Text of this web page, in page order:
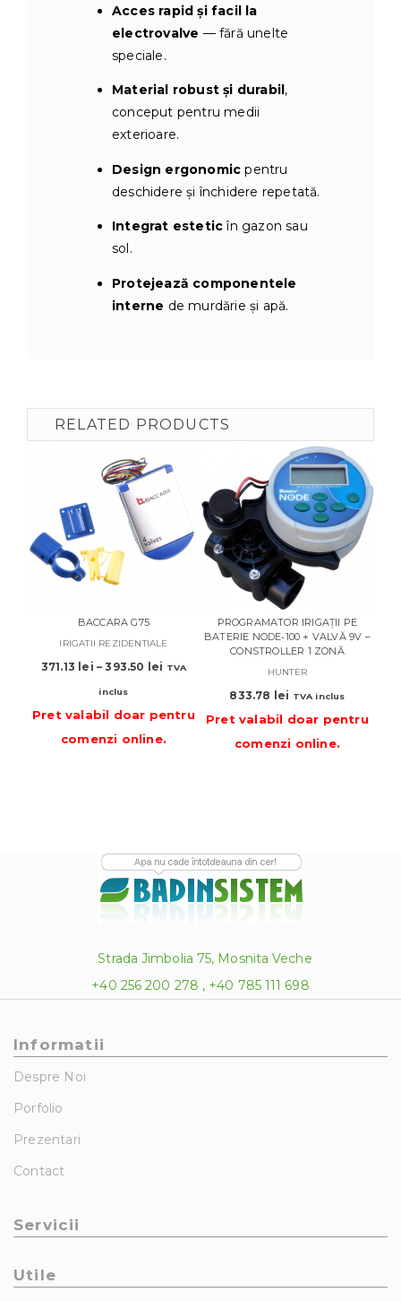
Acces rapid și facil la
electrovalve — fără unelte
speciale.
Material robust și durabil,
conceput pentru medii
exterioare.
Design ergonomic pentru
deschidere și închidere repetată.
Integrat esteticîn gazon sau
sol.
Protejează componentele
interne de murdărie și apă.
RELATED PRODUCTS
BACCARA G75
IRIGATII REZIDENTIALE
371.13 lei – 393.50 lei Interval
371.13 lei
până
TVA
inclus
Pret valabil doar pentru
comenzi online.
PROGRAMATOR IRIGAȚII PE
BATERIE NODE‑100 + VALVĂ 9V –
CONSTROLLER 1 ZONĂ
HUNTER
833.78 lei TVA inclus
Pret valabil doar pentru
comenzi online.
Strada Jimbolia 75, Mosnita Veche
+40 256 200 278 , +40 785 111 698
Informatii
Despre Noi
Porfolio
Prezentari
Contact
Servicii
Utile